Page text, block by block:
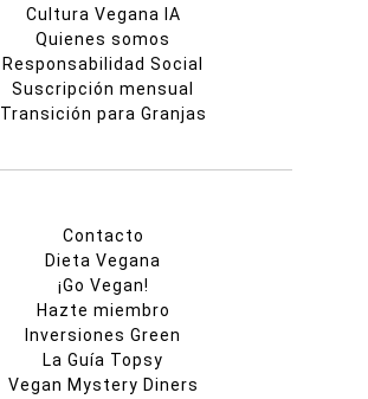
Cultura Vegana IA
Quienes somos
Responsabilidad Social
Suscripción mensual
Transición para Granjas
Contacto
Dieta Vegana
¡Go Vegan!
Hazte miembro
Inversiones Green
La Guía Topsy
Vegan Mystery Diners